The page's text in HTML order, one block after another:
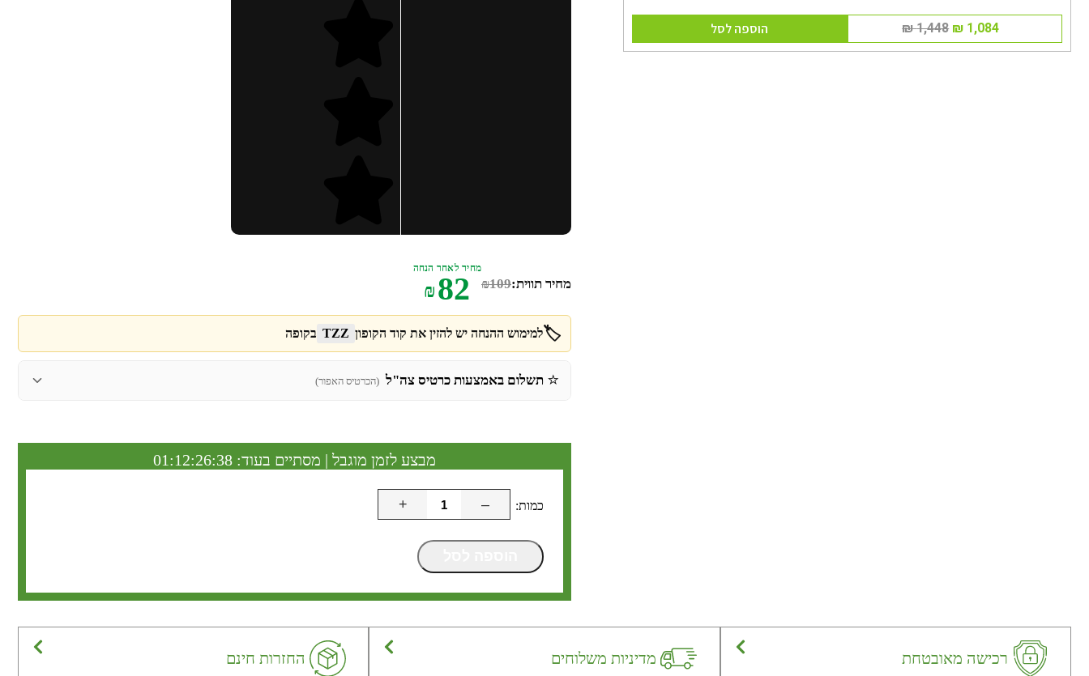
‏1,448 ₪ הוספה לסל
מחיר תווית: ₪109
מחיר לאחר הנחה
₪82
🏷️למימוש ההנחה יש להזין את קוד הקופון TZZ בקופה
⭐ תשלום באמצעות כרטיס צה"ל (הכרטיס האפור)
מבצע לזמן מוגבל | מסתיים בעוד: 01:12:26:37
–
+
רכישה מאובטחת מדיניות משלוחים החזרות חינם